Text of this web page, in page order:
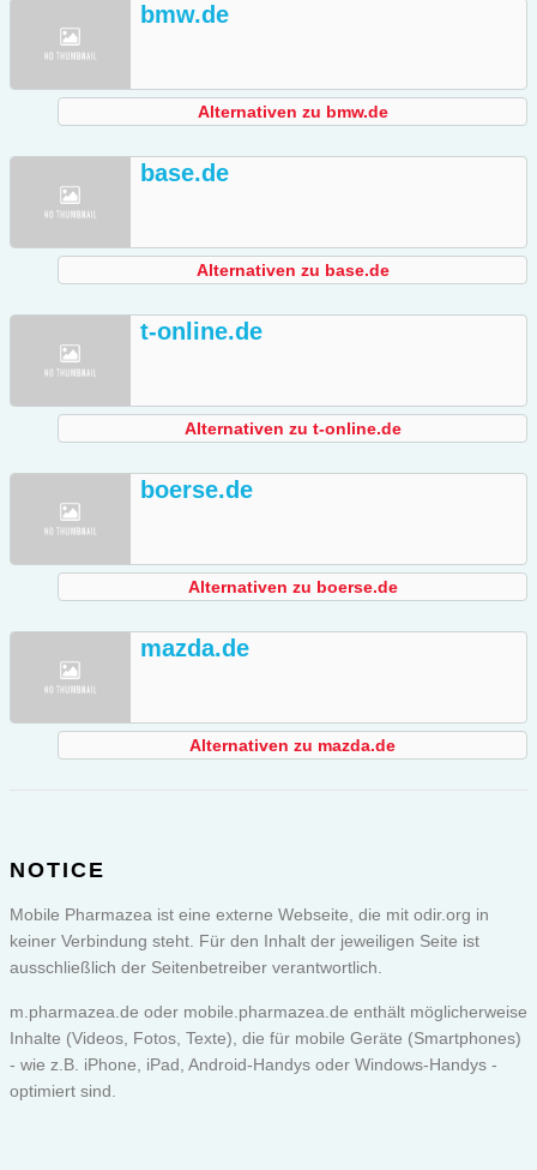
bmw.de
Alternativen zu bmw.de
base.de
Alternativen zu base.de
t-online.de
Alternativen zu t-online.de
boerse.de
Alternativen zu boerse.de
mazda.de
Alternativen zu mazda.de
NOTICE
Mobile Pharmazea ist eine externe Webseite, die mit odir.org in
keiner Verbindung steht. Für den Inhalt der jeweiligen Seite ist
ausschließlich der Seitenbetreiber verantwortlich.
m.pharmazea.de oder mobile.pharmazea.de enthält möglicherweise
Inhalte (Videos, Fotos, Texte), die für mobile Geräte (Smartphones)
- wie z.B. iPhone, iPad, Android-Handys oder Windows-Handys -
optimiert sind.